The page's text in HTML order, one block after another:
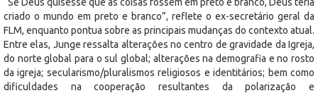
criado o mundo em preto e branco”, reflete o ex-secretário geral da
FLM, enquanto pontua sobre as principais mudanças do contexto atual.
Entre elas, Junge ressalta alterações no centro de gravidade da Igreja,
do norte global para o sul global; alterações na demografia e no rosto
da igreja; secularismo/pluralismos religiosos e identitários; bem como
dificuldades na cooperação resultantes da polarização e